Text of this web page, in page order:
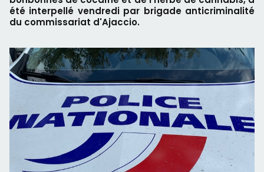
été interpellé vendredi par brigade anticriminalité
du commissariat d'Ajaccio.